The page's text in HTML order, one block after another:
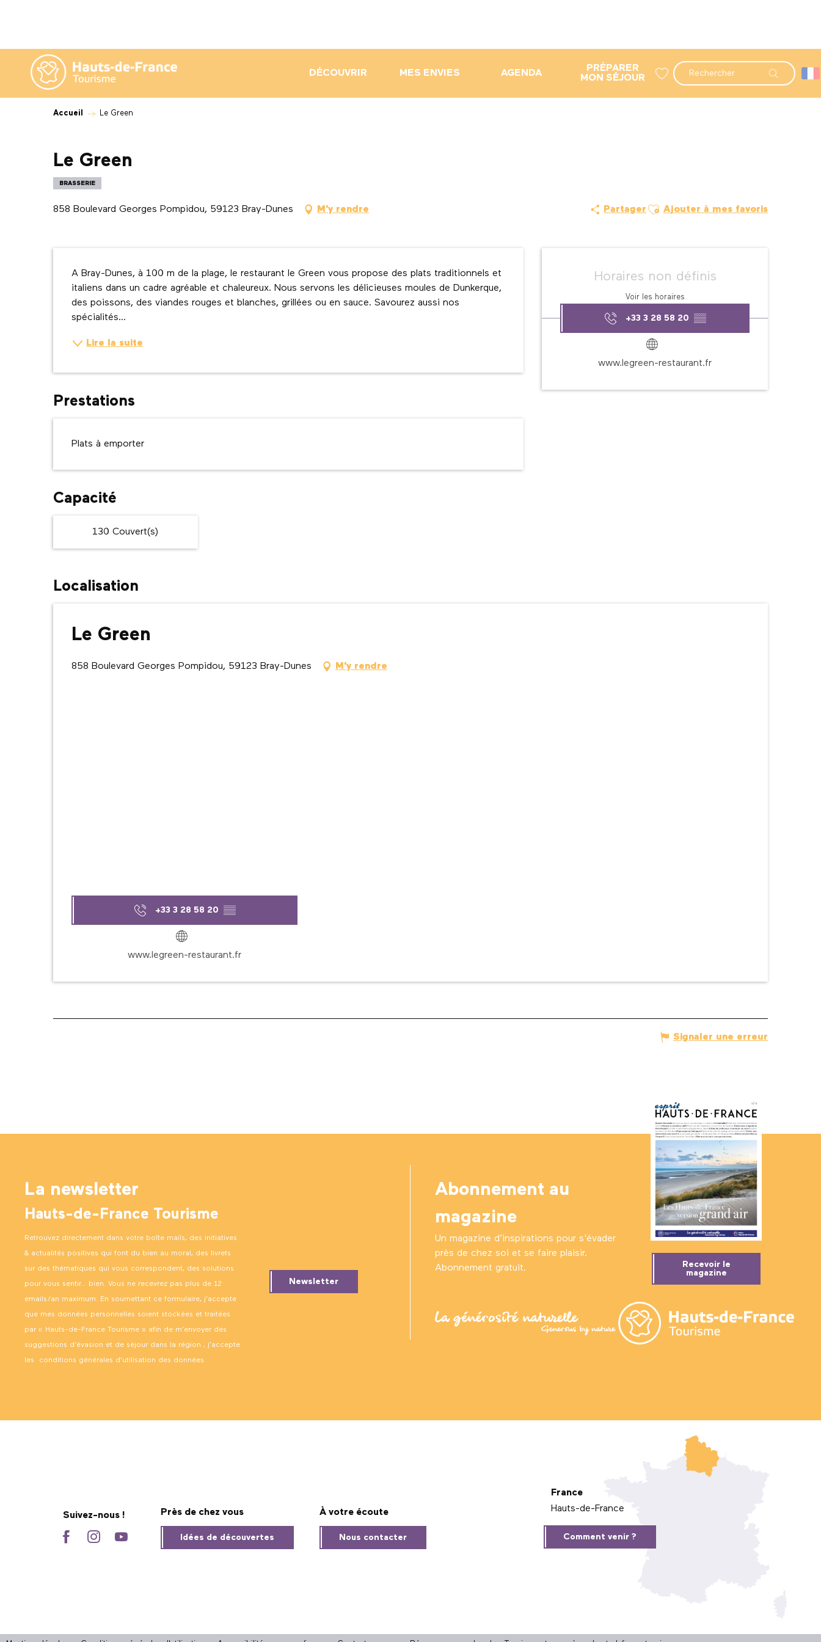
contenu
principal
Recherche
DÉCOUVRIR MES ENVIES AGENDA
PRÉPARER
MON SÉJOUR
Accueil Le Green
Le Green
BRASSERIE
858 Boulevard Georges Pompidou, 59123 Bray-Dunes M'y rendre Partager Ajouter aux favoris
Ajouter à mes favoris
Ouverture et
Horaires non définis
Voir les horaires
+33 3 28 58 20 ▒▒
www.legreen-restaurant.fr
Description
A Bray-Dunes, à 100 m de la plage, le restaurant le Green vous propose des plats traditionnels et
italiens dans un cadre agréable et chaleureux. Nous servons les délicieuses moules de Dunkerque,
des poissons, des viandes rouges et blanches, grillées ou en sauce. Savourez aussi nos
spécialités...
Lire la suite
Prestations
Plats à emporter
Capacité
130 Couvert(s)
Localisation
Le Green
858 Boulevard Georges Pompidou, 59123 Bray-Dunes M'y rendre
+33 3 28 58 20 ▒▒
www.legreen-restaurant.fr
Signaler une erreur
La newsletter
Hauts-de-France Tourisme
Retrouvez directement dans votre boîte mails, des initiatives
& actualités positives qui font du bien au moral, des livrets
sur des thématiques qui vous correspondent, des solutions
pour vous sentir… bien. Vous ne recevrez pas plus de 12
emails/an maximum. En soumettant ce formulaire, j’accepte
que mes données personnelles soient stockées et traitées
par « Hauts-de-France Tourisme » afin de m’envoyer des
suggestions d’évasion et de séjour dans la région ; j’accepte
les conditions générales d’utilisation des données.
Newsletter
Abonnement au
magazine
Un magazine d’inspirations pour s'évader
près de chez soi et se faire plaisir.
Abonnement gratuit.
Recevoir le
magazine
Suivez-nous ! Près de chez vous
Idées de découvertes
À votre écoute
Nous contacter
France
Hauts-de-France
Comment venir ?